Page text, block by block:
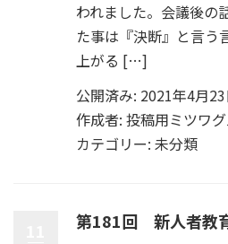
われました。会議後の
た事は『決断』と言う
上がる […]
公開済み: 2021年4月23
作成者: 投稿用ミツワ
カテゴリー: 未分類
第181回 新人者教